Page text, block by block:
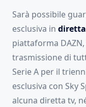
Sarà possibile
esclusiva in
piattaforma
trasmissione di
Serie A per il
esclusiva con Sky
alcuna diretta tv,